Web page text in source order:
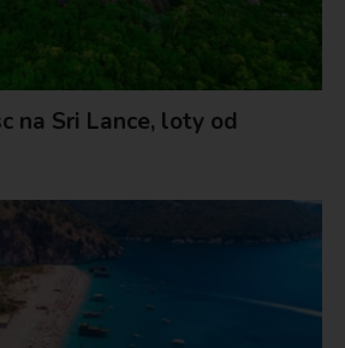
na Sri Lance, loty od